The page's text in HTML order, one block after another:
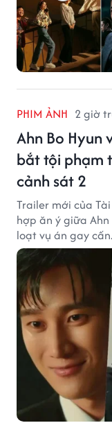
PHIM ẢNH 2 giờ
Ahn Bo Hyun
bắt tội phạm
cảnh sát 2
Trailer mới của
hợp ăn ý giữa Ahn
loạt vụ án gay cấn.